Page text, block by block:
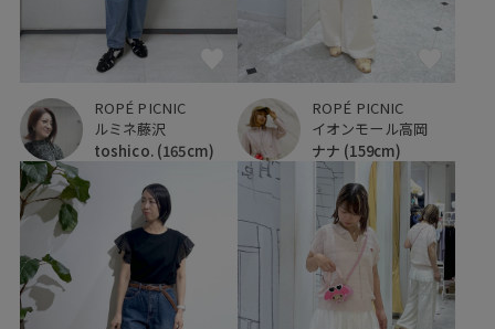
ROPÉ PICNIC
ルミネ藤沢
toshico. (165cm)
ROPÉ PICNIC
イオンモール高岡
ナナ (159cm)